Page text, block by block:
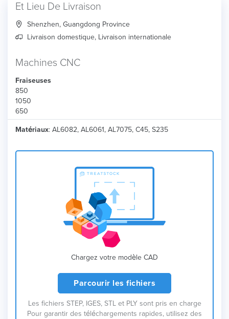
Et Lieu De Livraison
Shenzhen, Guangdong Province
Livraison domestique, Livraison internationale
Machines CNC
Fraiseuses
850
1050
650
Matériaux: AL6082, AL6061, AL7075, C45, S235
Chargez votre modèle CAD
Parcourir les fichiers
Les fichiers STEP, IGES, STL et PLY sont pris en charge
Pour garantir des téléchargements rapides, utilisez des